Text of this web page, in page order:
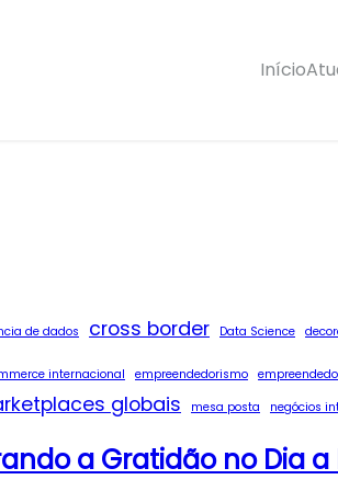
Início
de dados cross border Data Science
internacional empreendedorismo
globais mesa posta negócios
a Gratidão no Dia a